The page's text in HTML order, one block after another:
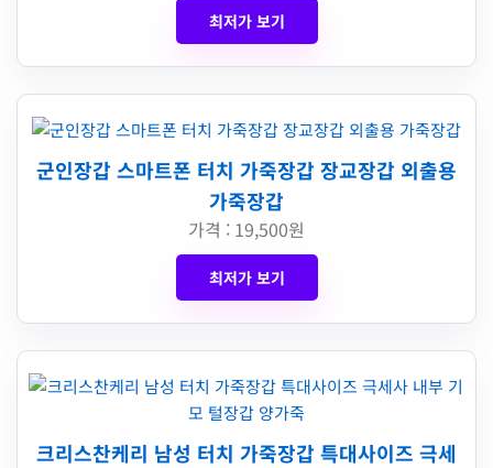
최저가 보기
군인장갑 스마트폰 터치 가죽장갑 장교장갑 외출용
가죽장갑
가격 : 19,500원
최저가 보기
크리스찬케리 남성 터치 가죽장갑 특대사이즈 극세